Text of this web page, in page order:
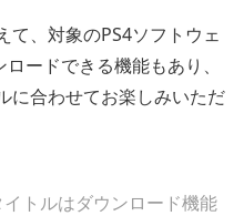
て、対象のPS4ソフトウェ
ードできる機能もあり、
に合わせてお楽しみいただ
トルはダウンロード機能